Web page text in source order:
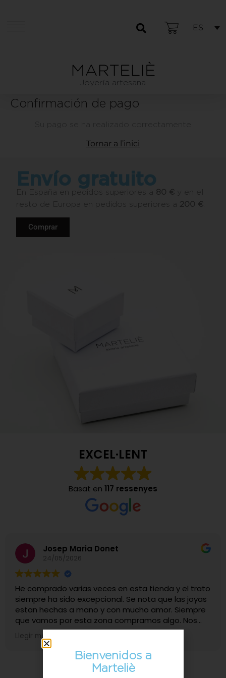
ES
Joyería artesana
Confirmación de pago
Tornar a l’inici
Envío gratuito
80 €
200 €
Comprar
EXCEL·LENT
Basat en 117 ressenyes
Josep Maria Donet
24/05/2026
He comprado varias veces en esta tienda y el trato
siempre ha sido excepcional. Se nota que las joyas
estan hechas a mano y con mucho amor. Siempre
que vamos por esta zona compramos algo. Nos
encanta.
Llegir més
Bienvenidos a
Marteliè